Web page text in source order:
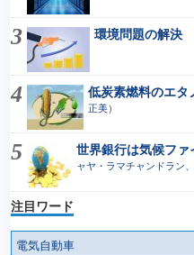
環境問題の解決
低炭素燃料のエタ
正美）
世界銀行は気候フ
ャヤ・ラマチャンドラン
注目ワード
電気自動車